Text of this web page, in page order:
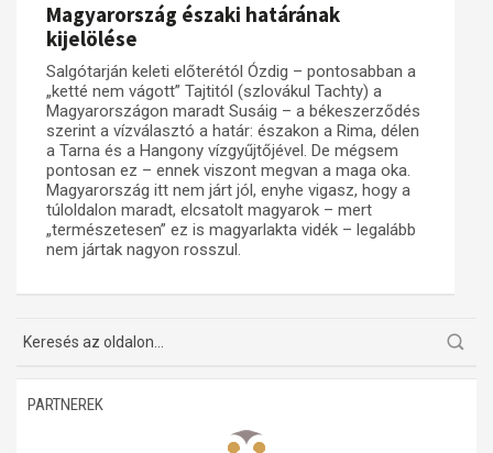
A békerendszer megszilárdulása
Utókor és emlékezet
Galéria
Adatbázis
Emlékművek (feltöltés alatt)
Menekültek
Visszhang
Publikációk
Kapcsolat
Trianon-kommentár
Dokumentumok
Magyarország északi határának
kijelölése
Salgótarján keleti előterétól Ózdig – pontosabban a
„ketté nem vágott” Tajtitól (szlovákul Tachty) a
Magyarországon maradt Susáig – a békeszerződés
szerint a vízválasztó a határ: északon a Rima, délen
a Tarna és a Hangony vízgyűjtőjével. De mégsem
pontosan ez – ennek viszont megvan a maga oka.
Magyarország itt nem járt jól, enyhe vigasz, hogy a
túloldalon maradt, elcsatolt magyarok – mert
„természetesen” ez is magyarlakta vidék – legalább
nem jártak nagyon rosszul.
PARTNEREK